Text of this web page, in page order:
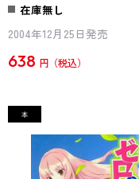
在庫無し
2004年12月25日発売
638 円